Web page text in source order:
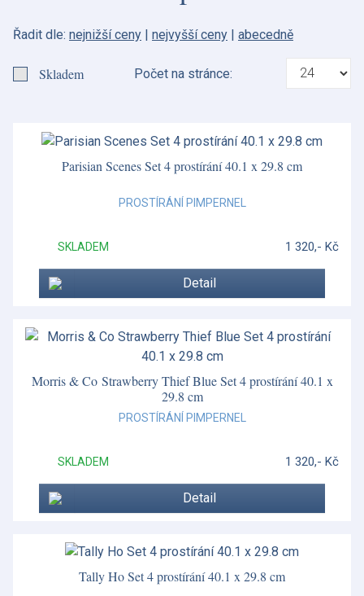
Řadit dle: nejnižší ceny | nejvyšší ceny | abecedně
Skladem Počet na stránce:
Parisian Scenes Set 4 prostírání 40.1 x 29.8 cm
PROSTÍRÁNÍ PIMPERNEL
SKLADEM 1 320,- Kč
Detail
Morris & Co Strawberry Thief Blue Set 4 prostírání 40.1 x
29.8 cm
PROSTÍRÁNÍ PIMPERNEL
SKLADEM 1 320,- Kč
Detail
Tally Ho Set 4 prostírání 40.1 x 29.8 cm